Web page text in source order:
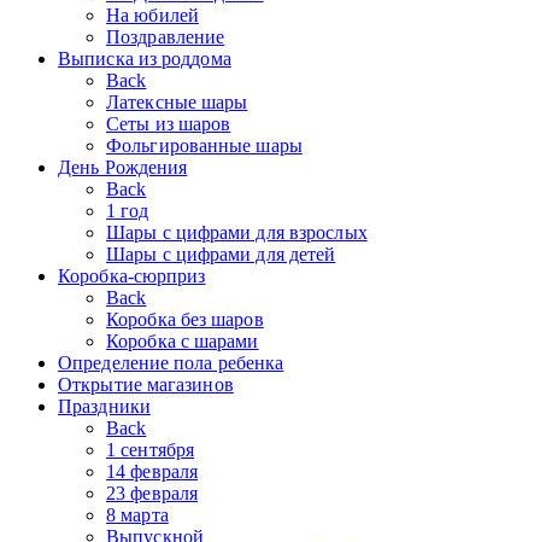
На юбилей
Поздравление
Выписка из роддома
Back
Латексные шары
Сеты из шаров
Фольгированные шары
День Рождения
Back
1 год
Шары с цифрами для взрослых
Шары с цифрами для детей
Коробка-сюрприз
Back
Коробка без шаров
Коробка с шарами
Определение пола ребенка
Открытие магазинов
Праздники
Back
1 сентября
14 февраля
23 февраля
8 марта
Выпускной